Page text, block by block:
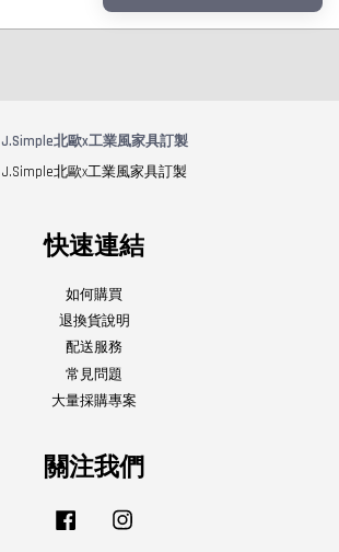
J.Simple北歐x工業風家具訂製
J.Simple北歐x工業風家具訂製
快速連結
如何購買
退換貨說明
配送服務
常見問題
大量採購專案
關注我們
Facebook